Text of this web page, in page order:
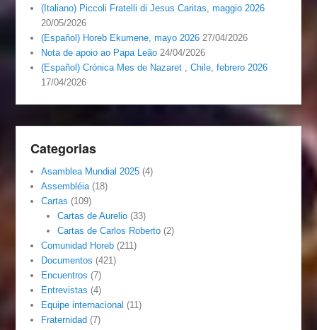
(Italiano) Piccoli Fratelli di Jesus Caritas, maggio 2026
20/05/2026
(Español) Horeb Ekumene, mayo 2026 27/04/2026
Nota de apoio ao Papa Leão 24/04/2026
(Español) Crónica Mes de Nazaret , Chile, febrero 2026
17/04/2026
Categorias
Asamblea Mundial 2025 (4)
Assembléia(18)
Cartas (109)
Cartas de Aurelio(33)
Cartas de Carlos Roberto(2)
Comunidad Horeb (211)
Documentos (421)
Encuentros (7)
Entrevistas (4)
Equipe internacional (11)
Fraternidad (7)